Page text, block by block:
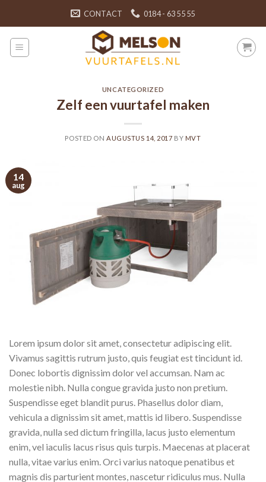
content
CONTACT 0184 - 63 55 55
UNCATEGORIZED
Zelf een vuurtafel maken
POSTED ON AUGUSTUS 14, 2017 BY MVT
14
aug
Lorem ipsum dolor sit amet, consectetur adipiscing elit.
Vivamus sagittis rutrum justo, quis feugiat est tincidunt id.
Donec lobortis dignissim dolor vel accumsan. Nam ac
molestie nibh. Nulla congue gravida justo non pretium.
Suspendisse eget blandit purus. Phasellus dolor diam,
vehicula a dignissim sit amet, mattis id libero. Suspendisse
gravida, nulla sed dictum fringilla, lacus justo elementum
enim, vel iaculis lacus risus quis turpis. Maecenas at placerat
nulla, vitae varius enim. Orci varius natoque penatibus et
magnis dis parturient montes, nascetur ridiculus mus. Nulla